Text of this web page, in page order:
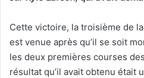
Cette victoire, la troisième de
est venue après qu’il se soit
les deux premières courses
résultat qu’il avait obtenu était